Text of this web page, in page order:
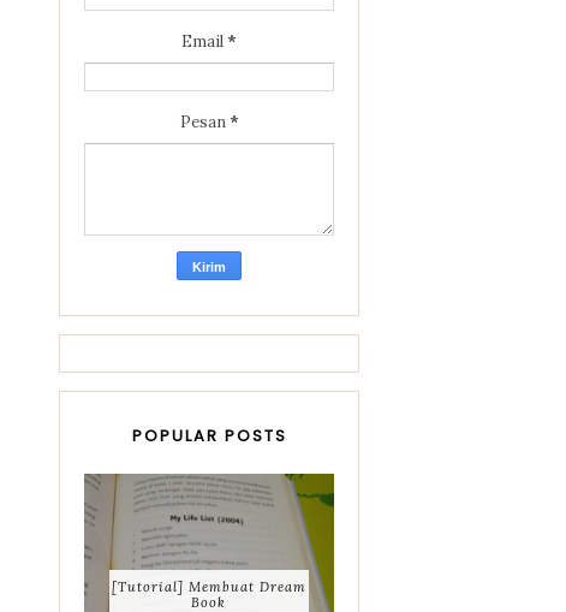
Email *
Pesan *
POPULAR POSTS
[Tutorial] Membuat Dream
Book